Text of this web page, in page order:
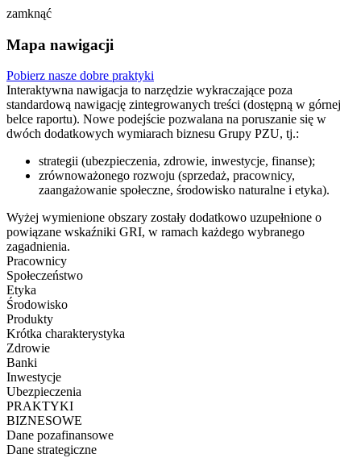
zamknąć
Mapa nawigacji
Pobierz nasze dobre praktyki
Interaktywna nawigacja to narzędzie wykraczające poza
standardową nawigację zintegrowanych treści (dostępną w górnej
belce raportu). Nowe podejście pozwalana na poruszanie się w
dwóch dodatkowych wymiarach biznesu Grupy PZU, tj.:
strategii (ubezpieczenia, zdrowie, inwestycje, finanse);
zrównoważonego rozwoju (sprzedaż, pracownicy,
zaangażowanie społeczne, środowisko naturalne i etyka).
Wyżej wymienione obszary zostały dodatkowo uzupełnione o
powiązane wskaźniki GRI, w ramach każdego wybranego
zagadnienia.
Pracownicy
Społeczeństwo
Etyka
Środowisko
Produkty
Krótka charakterystyka
Zdrowie
Banki
Inwestycje
Ubezpieczenia
PRAKTYKI
BIZNESOWE
Dane pozafinansowe
Dane strategiczne